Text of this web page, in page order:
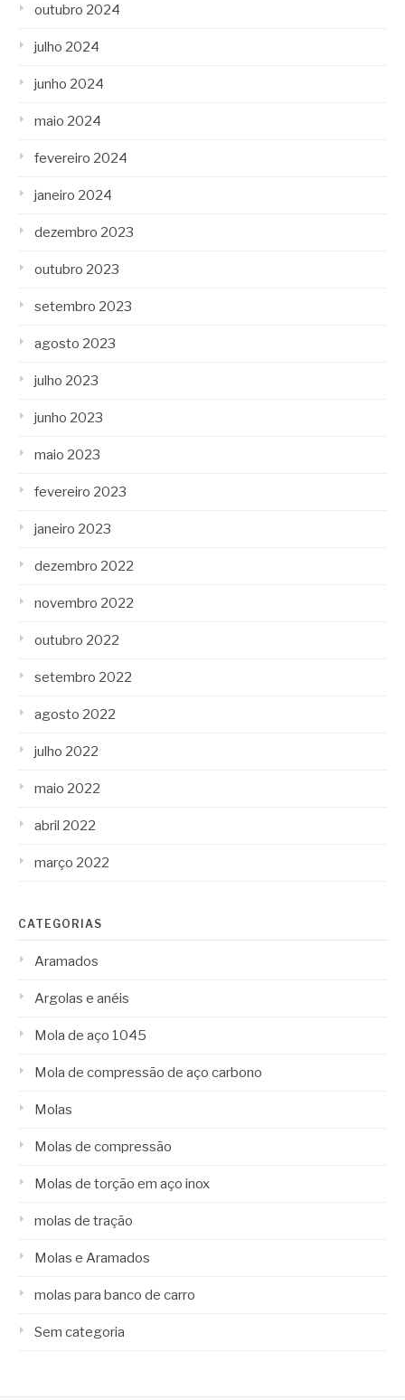
outubro 2024
julho 2024
junho 2024
maio 2024
fevereiro 2024
janeiro 2024
dezembro 2023
outubro 2023
setembro 2023
agosto 2023
julho 2023
junho 2023
maio 2023
fevereiro 2023
janeiro 2023
dezembro 2022
novembro 2022
outubro 2022
setembro 2022
agosto 2022
julho 2022
maio 2022
abril 2022
março 2022
CATEGORIAS
Aramados
Argolas e anéis
Mola de aço 1045
Mola de compressão de aço carbono
Molas
Molas de compressão
Molas de torção em aço inox
molas de tração
Molas e Aramados
molas para banco de carro
Sem categoria